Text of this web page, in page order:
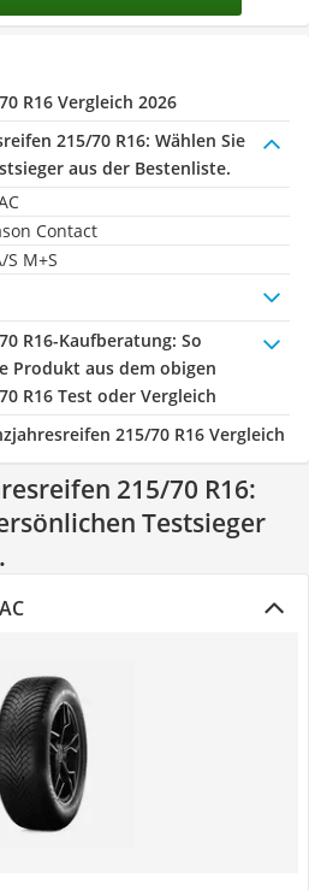
R16 Vergleich 2026
215/70 R16: Wählen Sie
aus der Bestenliste.
Contact
M+S
R16-Kaufberatung: So
Produkt aus dem obigen
R16 Test oder Vergleich
215/70 R16 Vergleich
215/70 R16:
Testsieger